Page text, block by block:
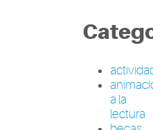
a la
lectura